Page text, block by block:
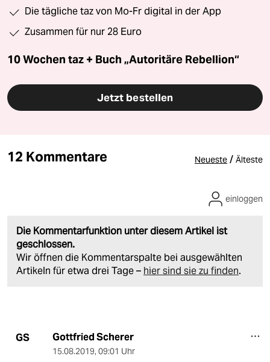
Die tägliche taz von Mo-Fr digital in der App
Zusammen für nur 28 Euro
10 Wochen taz + Buch „Autoritäre Rebellion“
Jetzt bestellen
12 Kommentare Neueste / Älteste
Die Kommentarfunktion unter diesem Artikel ist
geschlossen.
Wir öffnen die Kommentarspalte bei ausgewählten
Artikeln für etwa drei Tage – hier sind sie zu finden.
einloggen
GS Gottfried Scherer
15.08.2019, 09:01 Uhr